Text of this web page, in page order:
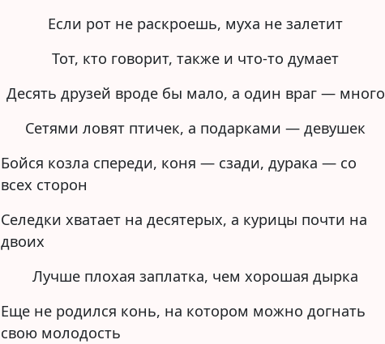
Если рот не раскроешь, муха не залетит
Тот, кто говорит, также и что-то думает
Десять друзей вроде бы мало, а один враг — много
Сетями ловят птичек, а подарками — девушек
Бойся козла спереди, коня — сзади, дурака — со
всех сторон
Селедки хватает на десятерых, а курицы почти на
двоих
Лучше плохая заплатка, чем хорошая дырка
Еще не родился конь, на котором можно догнать
свою молодость